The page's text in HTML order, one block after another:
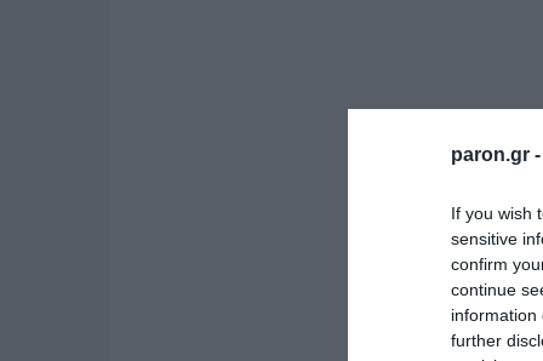
paron.gr -
If you wish
sensitive
confirm
continue
information
further